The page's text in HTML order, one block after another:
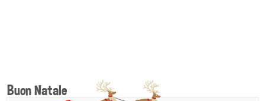
Buon Natale